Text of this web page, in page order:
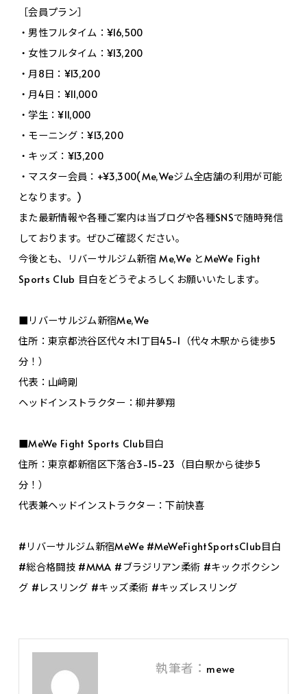
［会員プラン］
・男性フルタイム：¥16,500
・女性フルタイム：¥13,200
・月8日：¥13,200
・月4日：¥11,000
・学生：¥11,000
・モーニング：¥13,200
・キッズ：¥13,200
・マスター会員：+¥3,300(Me,Weジム全店舗の利用が可能
となります。)
また最新情報や各種ご案内は当ブログや各種SNSで随時発信
しております。ぜひご確認ください。
今後とも、リバーサルジム新宿 Me,We とMeWe Fight
Sports Club 目白をどうぞよろしくお願いいたします。
■リバーサルジム新宿Me,We
住所：東京都渋谷区代々木1丁目45-1（代々木駅から徒歩5
分！）
代表：山﨑剛
ヘッドインストラクター：柳井夢翔
■MeWe Fight Sports Club目白
住所：東京都新宿区下落合3-15-23（目白駅から徒歩5
分！）
代表兼ヘッドインストラクター：下前快喜
#リバーサルジム新宿MeWe #MeWeFightSportsClub目白
#総合格闘技 #MMA #ブラジリアン柔術 #キックボクシン
グ #レスリング #キッズ柔術 #キッズレスリング
執筆者： mewe